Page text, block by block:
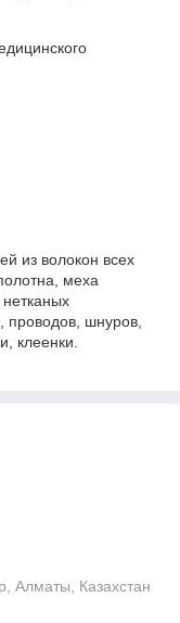
из волокон всех
меха
нетканых
проводов, шнуров,
клеенки.
Алматы, Казахстан